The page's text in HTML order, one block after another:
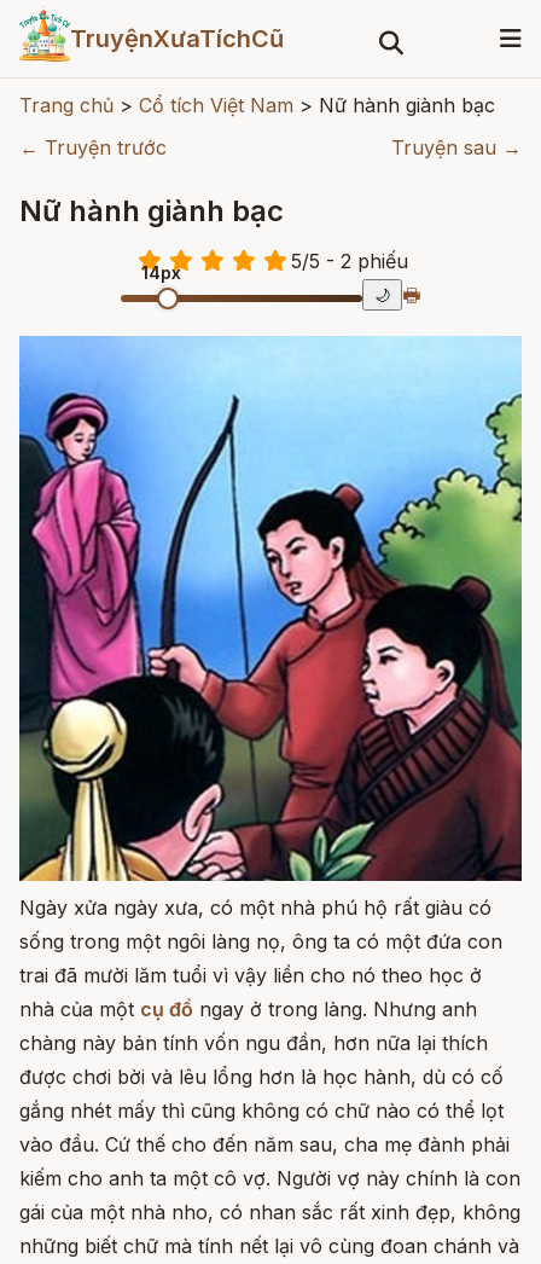
TruyệnXưaTíchCũ
Trang chủ > Cổ tích Việt Nam > Nữ hành giành bạc
← Truyện trước
Truyện sau →
Nữ hành giành bạc
5/5 - 2phiếu
14px
🌙 🖶
Ngày xửa ngày xưa, có một nhà phú hộ rất giàu có
sống trong một ngôi làng nọ, ông ta có một đứa con
trai đã mười lăm tuổi vì vậy liền cho nó theo học ở
nhà của một cụ đồ ngay ở trong làng. Nhưng anh
chàng này bản tính vốn ngu đần, hơn nữa lại thích
được chơi bời và lêu lổng hơn là học hành, dù có cố
gắng nhét mấy thì cũng không có chữ nào có thể lọt
vào đầu. Cứ thế cho đến năm sau, cha mẹ đành phải
kiếm cho anh ta một cô vợ. Người vợ này chính là con
gái của một nhà nho, có nhan sắc rất xinh đẹp, không
những biết chữ mà tính nết lại vô cùng đoan chánh và